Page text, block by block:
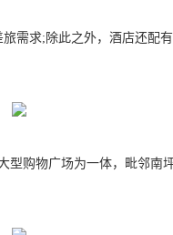
需求;除此之外，酒店还配
购物广场为一体，毗邻南